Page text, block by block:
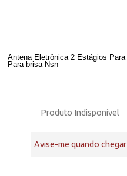
Antena Eletrônica 2 Estágios Para
Para-brisa Nsn
Produto Indisponível
Avise-me quando chegar